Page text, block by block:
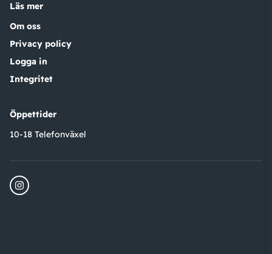
Läs mer
Om oss
Privacy policy
Logga in
Integritet
Öppettider
10-18 Telefonväxel